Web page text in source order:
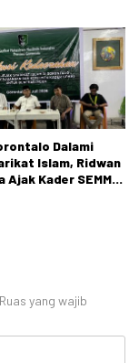
Dalami
Islam, Ridwan
Ajak Kader SEMMI
Ruas yang wajib